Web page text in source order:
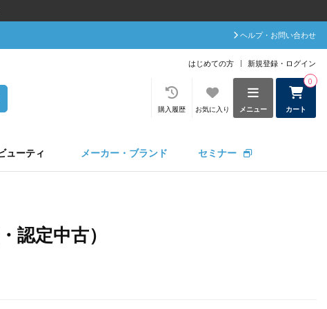
ヘルプ・お問い合わせ
はじめての方 新規登録・ログイン
カート
0
メニュー
お気に入り
購入履歴
ューティ メーカー・ブランド セミナー
認定中古）